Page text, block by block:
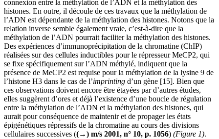
connexion entre la méthylation de l’ADN et la méthylation des
histones. En outre, il découle de ces travaux que la méthylation de
l’ADN est dépendante de la méthylation des histones. Notons que la
relation inverse semble également vraie, c’est-à-dire que la
méthylation de l’ADN pourrait faciliter la méthylation des histones.
Des expériences d’immunoprécipitation de la chromatine (ChIP)
réalisées sur des cellules inductibles pour le répresseur MeCP2, qui
se fixe spécifiquement sur l’ADN méthylé, indiquent que la
présence de MeCP2 est requise pour la méthylation de la lysine 9 de
l’histone H3 dans le cas de l’imprinting d’un gène [15]. Bien que
ces observations doivent encore être étayées par d’autres études,
elles suggèrent d’ores et déjà l’existence d’une boucle de régulation
entre la méthylation de l’ADN et la méthylation des histones, qui
aurait pour conséquence de maintenir et de propager les états
épigénétiques répressifs de la chromatine au cours des divisions
cellulaires successives ((→) m/s 2001, n° 10, p. 1056) (Figure 1).